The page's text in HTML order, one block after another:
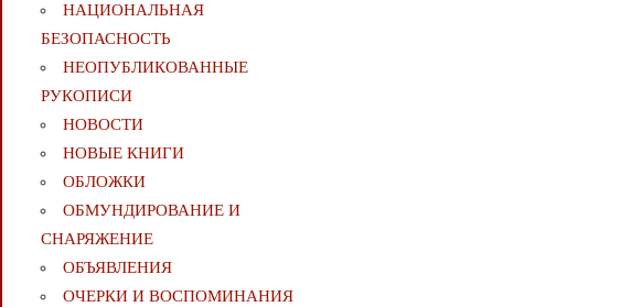
НАЦИОНАЛЬНАЯ
БЕЗОПАСНОСТЬ
НЕОПУБЛИКОВАННЫЕ
РУКОПИСИ
НОВОСТИ
НОВЫЕ КНИГИ
ОБЛОЖКИ
ОБМУНДИРОВАНИЕ И
СНАРЯЖЕНИЕ
ОБЪЯВЛЕНИЯ
ОЧЕРКИ И ВОСПОМИНАНИЯ